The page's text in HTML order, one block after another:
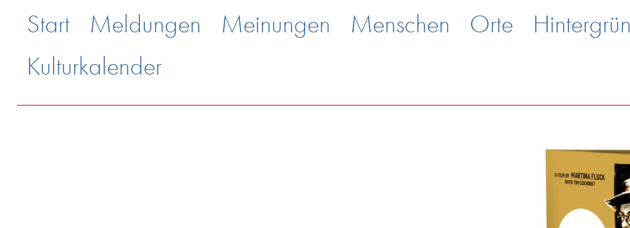
Start Meldungen Meinungen Menschen Orte
Kulturkalender